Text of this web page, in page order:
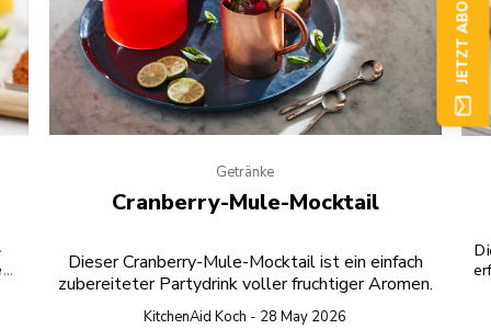
Getränke
Cranberry-Mule-Mocktail
Dieser Cranberry-Mule-Mocktail ist ein einfach
zubereiteter Partydrink voller fruchtiger Aromen.
KitchenAid Koch - 28 May 2026